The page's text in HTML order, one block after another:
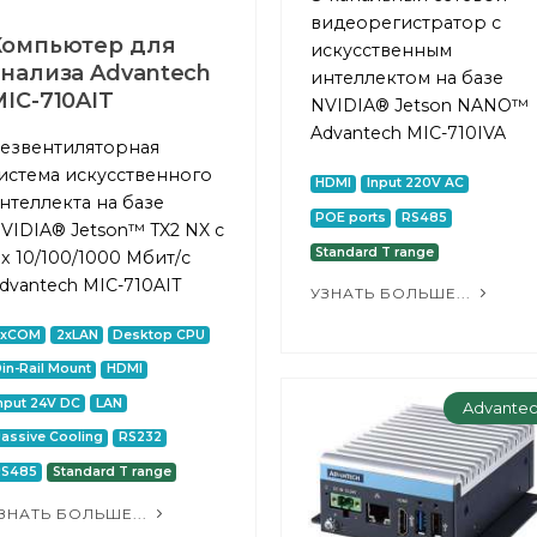
видеорегистратор с
искусственным
интеллектом на базе
NVIDIA® Jetson NANO™
Advantech MIC-710IVA
HDMI Input 220V AC
POE ports RS485
Standard T range
УЗНАТЬ БОЛЬШЕ...
для
Advantech
710AIT
искусственного
на базе
Jetson™ TX2 NX с
10/100/1000 Мбит/с
MIC-710AIT
2xLAN Desktop CPU
Rail Mount HDMI
24V DC LAN
Cooling RS232
Standard T range
БОЛЬШЕ...